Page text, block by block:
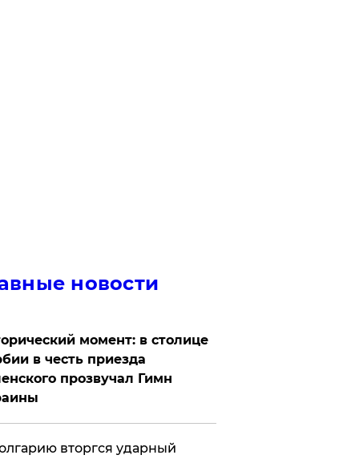
новости
момент: в столице
в честь приезда
прозвучал Гимн
вторгся ударный